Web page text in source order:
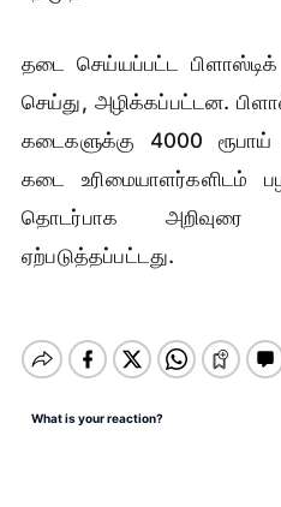
தடை செய்யப்பட்ட
செய்து, அழிக்கப்பட்டன.
கடைகளுக்கு 4000 ரூபாய்
கடை உரிமையாளர்களிடம்
தொடர்பாக அறிவுரை
ஏற்படுத்தப்பட்டது.